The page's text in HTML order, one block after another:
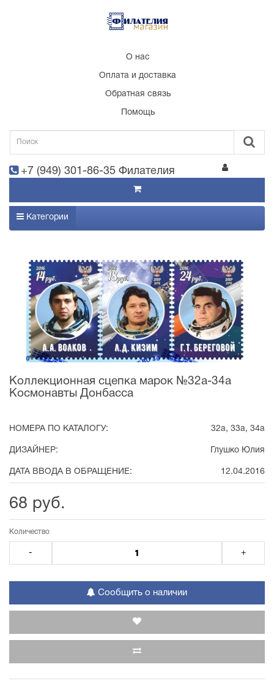
О нас
Оплата и доставка
Обратная связь
Помощь
+7 (949) 301-86-35 Филателия
Категории
Коллекционная сцепка марок №32а-34а
Космонавты Донбасса
НОМЕРА ПО КАТАЛОГУ: 32а, 33а, 34а
ДИЗАЙНЕР: Глушко Юлия
ДАТА ВВОДА В ОБРАЩЕНИЕ: 12.04.2016
68 руб.
Количество
- +
Сообщить о наличии